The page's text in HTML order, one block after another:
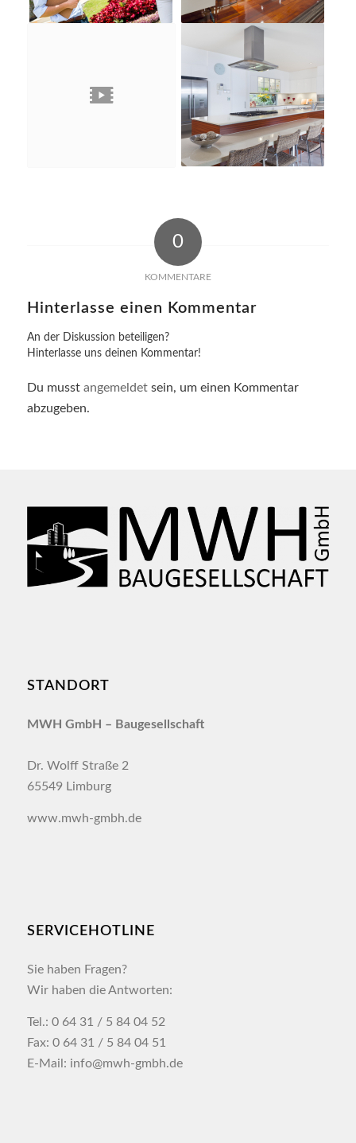
0
KOMMENTARE
Hinterlasse einen Kommentar
An der Diskussion beteiligen?
Hinterlasse uns deinen Kommentar!
Du musst angemeldetsein, um einen Kommentar
abzugeben.
STANDORT
MWH GmbH – Baugesellschaft
Dr. Wolff Straße 2
65549 Limburg
www.mwh-gmbh.de
SERVICEHOTLINE
Sie haben Fragen?
Wir haben die Antworten:
Tel.: 0 64 31 / 5 84 04 52
Fax: 0 64 31 / 5 84 04 51
E-Mail: info@mwh-gmbh.de